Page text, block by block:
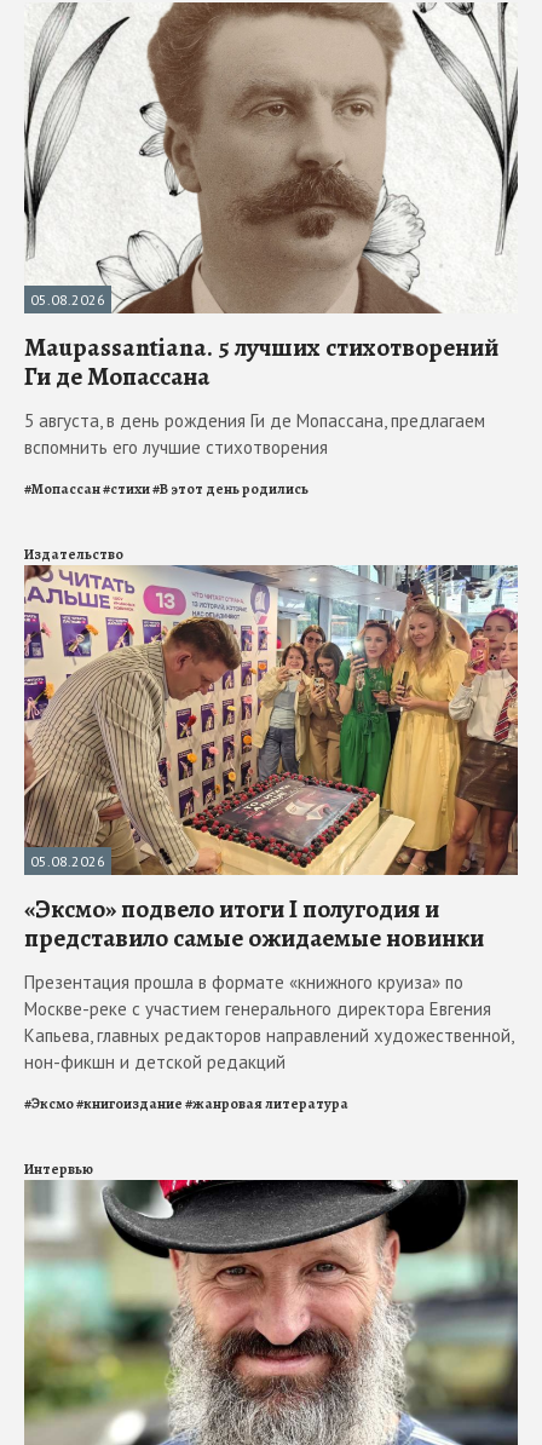
05.08.2026
Maupassantiana. 5 лучших стихотворений
Ги де Мопассана
5 августа, в день рождения Ги де Мопассана, предлагаем
вспомнить его лучшие стихотворения
#Мопассан#стихи#В этот день родились
Издательство
05.08.2026
«Эксмо» подвело итоги I полугодия и
представило самые ожидаемые новинки
Презентация прошла в формате «книжного круиза» по
Москве-реке с участием генерального директора Евгения
Капьева, главных редакторов направлений художественной,
нон-фикшн и детской редакций
#Эксмо#книгоиздание#жанровая литература
Интервью